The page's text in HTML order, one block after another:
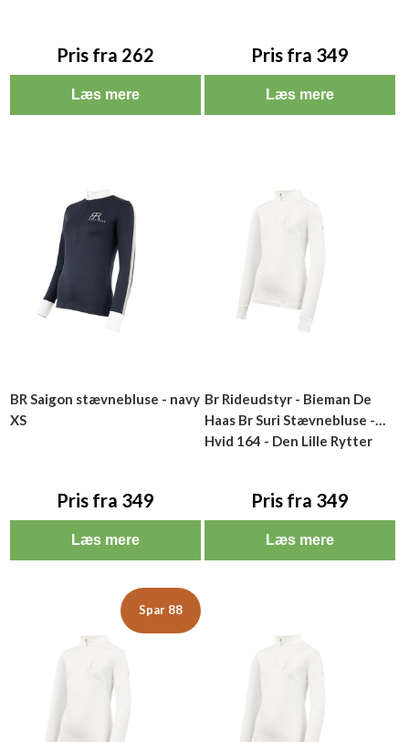
Pris fra 262
Læs mere
Pris fra 349
Læs mere
BR Saigon stævnebluse - navy
XS
Pris fra 349
Læs mere
Br Rideudstyr - Bieman De
Haas Br Suri Stævnebluse -
Hvid 164 - Den Lille Rytter
Pris fra 349
Læs mere
Spar 88